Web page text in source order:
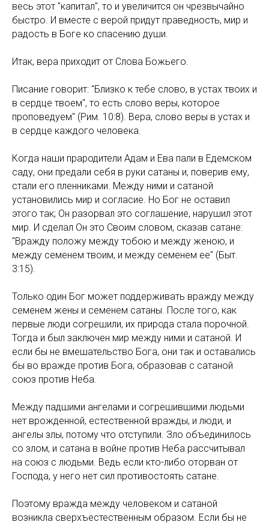
весь этот "капитал", то и увеличится он чрезвычайно
быстро. И вместе с верой придут праведность, мир и
радость в Боге ко спасению души.
Итак, вера приходит от Слова Божьего.
Писание говорит: "Близко к тебе слово, в устах твоих и
в сердце твоем", то есть слово веры, которое
проповедуем" (Рим. 10:8). Вера, слово веры в устах и
в сердце каждого человека.
Когда наши прародители Адам и Ева пали в Едемском
саду, они предали себя в руки сатаны и, поверив ему,
стали его пленниками. Между ними и сатаной
установились мир и согласие. Но Бог не оставил
этого так; Он разорвал это соглашение, нарушил этот
мир. И сделал Он это Своим словом, сказав сатане:
"Вражду положу между тобою и между женою, и
между семенем твоим, и между семенем ее" (Быт.
3:15).
Только один Бог может поддерживать вражду между
семенем жены и семенем сатаны. После того, как
первые люди согрешили, их природа стала порочной.
Тогда и был заключен мир между ними и сатаной. И
если бы не вмешательство Бога, они так и оставались
бы во вражде против Бога, образовав с сатаной
союз против Неба.
Между падшими ангелами и согрешившими людьми
нет врожденной, естественной вражды, и люди, и
ангелы злы, потому что отступили. Зло объединилось
со злом, и сатана в войне против Неба рассчитывал
на союз с людьми. Ведь если кто-либо оторван от
Господа, у него нет сил противостоять сатане.
Поэтому вражда между человеком и сатаной
возникла сверхъестественным образом. Если бы не